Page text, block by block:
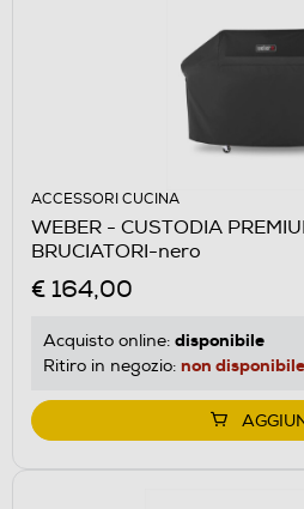
ACCESSORI CUCINA
WEBER - CUSTODIA
BRUCIATORI-nero
€ 164,00
Acquisto online: disponibile
Ritiro in negozio: non disponibile